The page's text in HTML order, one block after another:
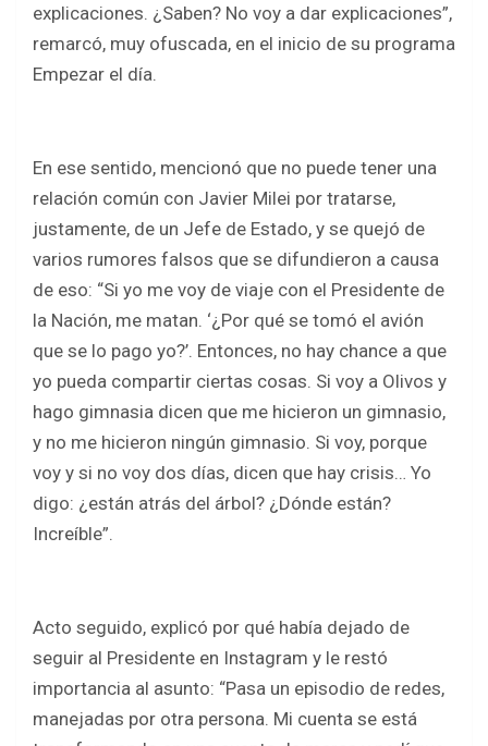
explicaciones. ¿Saben? No voy a dar explicaciones”,
remarcó, muy ofuscada, en el inicio de su programa
Empezar el día.
En ese sentido, mencionó que no puede tener una
relación común con Javier Milei por tratarse,
justamente, de un Jefe de Estado, y se quejó de
varios rumores falsos que se difundieron a causa
de eso: “Si yo me voy de viaje con el Presidente de
la Nación, me matan. ‘¿Por qué se tomó el avión
que se lo pago yo?’. Entonces, no hay chance a que
yo pueda compartir ciertas cosas. Si voy a Olivos y
hago gimnasia dicen que me hicieron un gimnasio,
y no me hicieron ningún gimnasio. Si voy, porque
voy y si no voy dos días, dicen que hay crisis… Yo
digo: ¿están atrás del árbol? ¿Dónde están?
Increíble”.
Acto seguido, explicó por qué había dejado de
seguir al Presidente en Instagram y le restó
importancia al asunto: “Pasa un episodio de redes,
manejadas por otra persona. Mi cuenta se está